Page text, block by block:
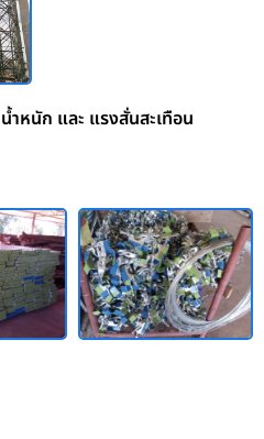
หนัก และ แรงสั่นสะเทือน